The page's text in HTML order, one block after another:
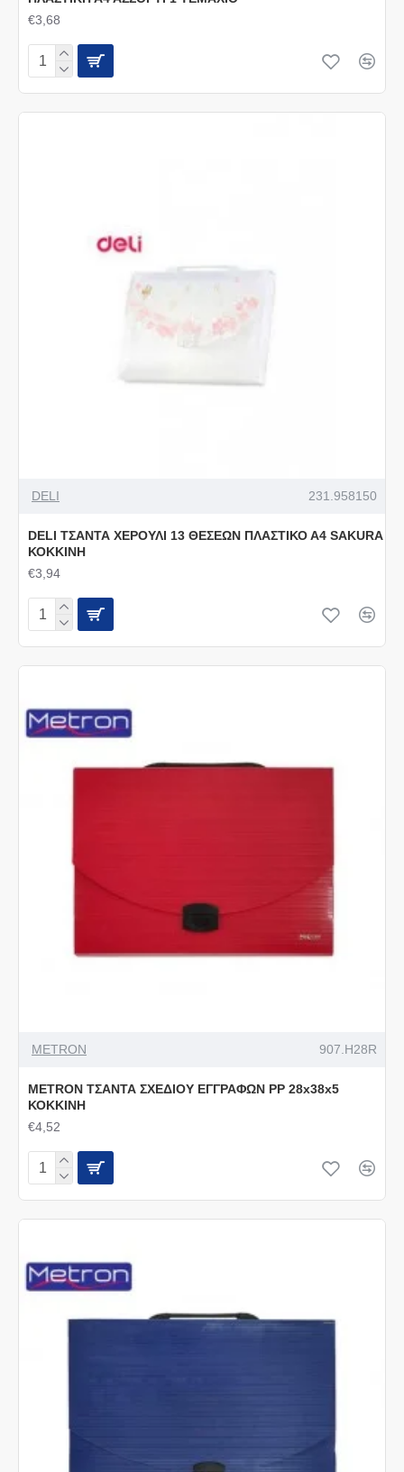
€3,68
DELI 231.958150
DELI ΤΣΑΝΤΑ ΧΕΡΟΥΛΙ 13 ΘΕΣΕΩΝ ΠΛΑΣΤΙΚΟ Α4 SAKURA
ΚΟΚΚΙΝΗ
€3,94
METRON 907.H28R
METRON ΤΣΑΝΤΑ ΣΧΕΔΙΟΥ ΕΓΓΡΑΦΩΝ PP 28x38x5
ΚΟΚΚΙΝΗ
€4,52